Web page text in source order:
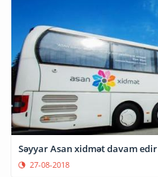
Səyyar Asan xidmət davam edir
27-08-2018